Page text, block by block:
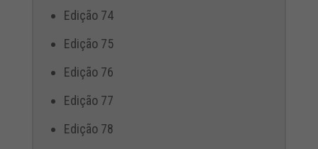
Edição 74
Edição 75
Edição 76
Edição 77
Edição 78